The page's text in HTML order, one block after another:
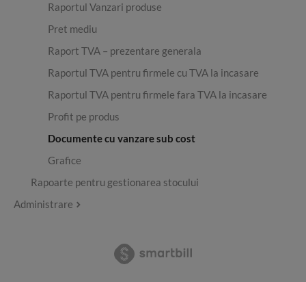
Raportul Vanzari produse
Pret mediu
Raport TVA – prezentare generala
Raportul TVA pentru firmele cu TVA la incasare
Raportul TVA pentru firmele fara TVA la incasare
Profit pe produs
Documente cu vanzare sub cost
Grafice
Rapoarte pentru gestionarea stocului
Administrare